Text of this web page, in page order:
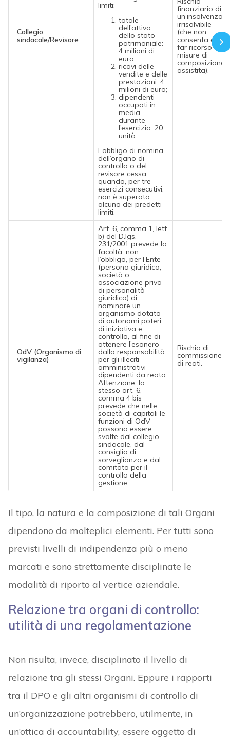
Collegio
sindacale/Revisore
limiti:
totale
dell’attivo
dello stato
patrimoniale:
4 milioni di
euro;
ricavi delle
vendite e delle
prestazioni: 4
milioni di euro;
dipendenti
occupati in
media
durante
l’esercizio: 20
unità.
L’obbligo di nomina
dell’organo di
controllo o del
revisore cessa
quando, per tre
esercizi consecutivi,
non è superato
alcuno dei predetti
limiti.
finanziario di
un’insolvenza
irrisolvibile
(che non
consenta di
far ricorso a
misure di
composizione
assistita).
OdV (Organismo di
vigilanza)
Art. 6, comma 1, lett.
b) del D.lgs.
231/2001 prevede la
facoltà, non
l’obbligo, per l’Ente
(persona giuridica,
società o
associazione priva
di personalità
giuridica) di
nominare un
organismo dotato
di autonomi poteri
di iniziativa e
controllo, al fine di
ottenere l’esonero
dalla responsabilità
per gli illeciti
amministrativi
dipendenti da reato.
Attenzione: lo
stesso art. 6,
comma 4 bis
prevede che nelle
società di capitali le
funzioni di OdV
possono essere
svolte dal collegio
sindacale, dal
consiglio di
sorveglianza e dal
comitato per il
controllo della
gestione.
Rischio di
commissione
di reati.
Il tipo, la natura e la composizione di tali Organi
dipendono da molteplici elementi. Per tutti sono
previsti livelli di indipendenza più o meno
marcati e sono strettamente disciplinate le
modalità di riporto al vertice aziendale.
Relazione tra organi di controllo:
utilità di una regolamentazione
Non risulta, invece, disciplinato il livello di
relazione tra gli stessi Organi. Eppure i rapporti
tra il DPO e gli altri organismi di controllo di
un’organizzazione potrebbero, utilmente, in
un’ottica di accountability, essere oggetto di